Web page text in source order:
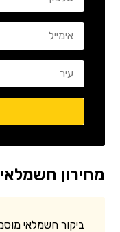
מחירון
ביקור חשמלאי